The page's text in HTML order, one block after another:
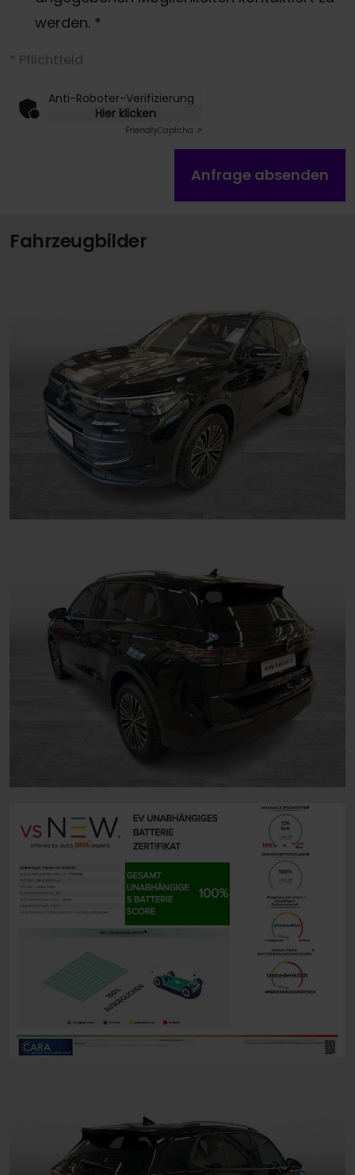
werden. *
* Pflichtfeld
Anti-Roboter-Verifizierung
Hier klicken
FriendlyCaptcha ⇗
Anfrage absenden
Fahrzeugbilder